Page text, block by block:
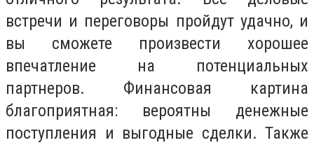
встречи и переговоры пройдут удачно, и
вы сможете произвести хорошее
впечатление на потенциальных
партнеров. Финансовая картина
благоприятная: вероятны денежные
поступления и выгодные сделки. Также